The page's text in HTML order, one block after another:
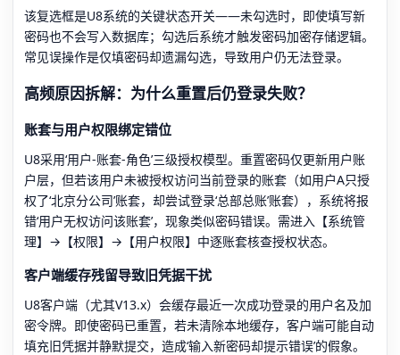
该复选框是U8系统的关键状态开关——未勾选时，即使填写新
密码也不会写入数据库；勾选后系统才触发密码加密存储逻辑。
常见误操作是仅填密码却遗漏勾选，导致用户仍无法登录。
高频原因拆解：为什么重置后仍登录失败？
账套与用户权限绑定错位
U8采用‘用户-账套-角色’三级授权模型。重置密码仅更新用户账
户层，但若该用户未被授权访问当前登录的账套（如用户A只授
权了‘北京分公司’账套，却尝试登录‘总部总账’账套），系统将报
错‘用户无权访问该账套’，现象类似密码错误。需进入【系统管
理】→【权限】→【用户权限】中逐账套核查授权状态。
客户端缓存残留导致旧凭据干扰
U8客户端（尤其V13.x）会缓存最近一次成功登录的用户名及加
密令牌。即使密码已重置，若未清除本地缓存，客户端可能自动
填充旧凭据并静默提交，造成‘输入新密码却提示错误’的假象。